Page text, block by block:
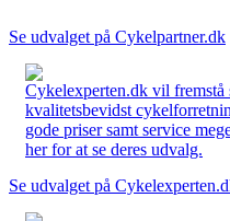
Se udvalget på Cykelpartner.dk
Cykelexperten.dk vil
kvalitetsbevidst
gode priser samt service
her for at se deres udvalg.
Se udvalget på